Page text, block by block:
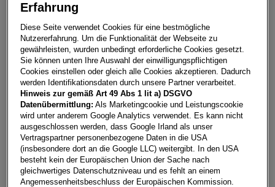
T-Roc Friends TSI
7000 Eisenstadt
Leasing Kredit
€280,86**
pro Monat
Laufzeit
60 Monate
pro Jahr
15.000 km
Eigenleistung
€5.000
Erfahrung
Diese Seite verwendet Cookies für eine bestmögliche
Nutzererfahrung. Um die Funktionalität der Webseite zu
gewährleisten, wurden unbedingt erforderliche Cookies gesetzt.
Sie können unten Ihre Auswahl der einwilligungspflichtigen
Cookies einstellen oder gleich alle Cookies akzeptieren. Dadurch
werden Identifikationsdaten durch unsere Partner verarbeitet.
Hinweis zur gemäß Art 49 Abs 1 lit a) DSGVO
Datenübermittlung: Als Marketingcookie und Leistungscookie
wird unter anderem Google Analytics verwendet. Es kann nicht
ausgeschlossen werden, dass Google Irland als unser
Vertragspartner personenbezogene Daten in die USA
(insbesondere dort an die Google LLC) weitergibt. In den USA
besteht kein der Europäischen Union der Sache nach
gleichwertiges Datenschutzniveau und es fehlt an einem
Angemessenheitsbeschluss der Europäischen Kommission.